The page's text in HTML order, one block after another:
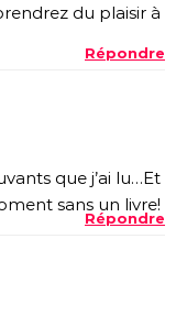
du plaisir à
Répondre
que j’ai lu…Et
sans un livre!
Répondre